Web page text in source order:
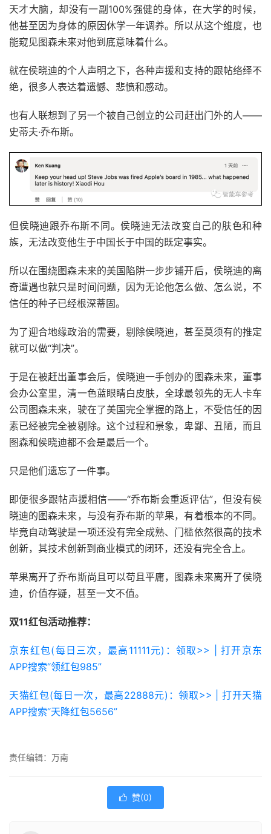
天才大脑，却没有一副100%强健的身体，在大学的时候，
他甚至因为身体的原因休学一年调养。所以从这个维度，也
能窥见图森未来对他到底意味着什么。
就在侯晓迪的个人声明之下，各种声援和支持的跟帖络绎不
绝，很多人表达着遗憾、悲愤和感动。
也有人联想到了另一个被自己创立的公司赶出门外的人——
史蒂夫·乔布斯。
但侯晓迪跟乔布斯不同。侯晓迪无法改变自己的肤色和种
族，无法改变他生于中国长于中国的既定事实。
所以在围绕图森未来的美国陷阱一步步铺开后，侯晓迪的离
奇遭遇也就只是时间问题，因为无论他怎么做、怎么说，不
信任的种子已经根深蒂固。
为了迎合地缘政治的需要，剔除侯晓迪，甚至莫须有的推定
就可以做“判决”。
于是在被赶出董事会后，侯晓迪一手创办的图森未来，董事
会办公室里，清一色蓝眼睛白皮肤，全球最领先的无人卡车
公司图森未来，驶在了美国完全掌握的路上，不受信任的因
素已经被完全被剔除。这个过程和景象，卑鄙、丑陋，而且
图森和侯晓迪都不会是最后一个。
只是他们遗忘了一件事。
即便很多跟帖声援相信——“乔布斯会重返评估”，但没有侯
晓迪的图森未来，与没有乔布斯的苹果，有着根本的不同。
毕竟自动驾驶是一项还没有完全成熟、门槛依然很高的技术
创新，其技术创新到商业模式的闭环，还没有完全合上。
苹果离开了乔布斯尚且可以苟且平庸，图森未来离开了侯晓
迪，价值存疑，甚至一文不值。
双11红包活动推荐：
京东红包(每日三次，最高11111元)：领取>> | 打开京东
APP搜索“领红包985”
天猫红包(每日一次，最高22888元)：领取>> | 打开天猫
APP搜索“天降红包5656”
责任编辑：万南
 赞(0)